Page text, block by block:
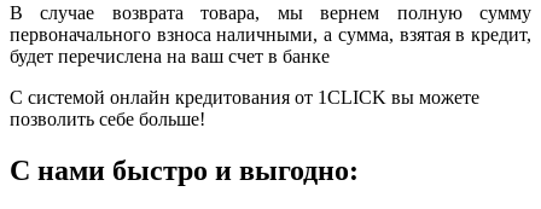
В случае возврата товара, мы вернем полную сумму
первоначального взноса наличными, а сумма, взятая в кредит,
будет перечислена на ваш счет в банке
С системой онлайн кредитования от 1CLICK вы можете
позволить себе больше!
С нами быстро и выгодно: